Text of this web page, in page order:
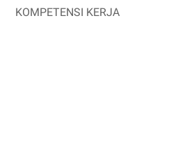
KOMPETENSI KERJA